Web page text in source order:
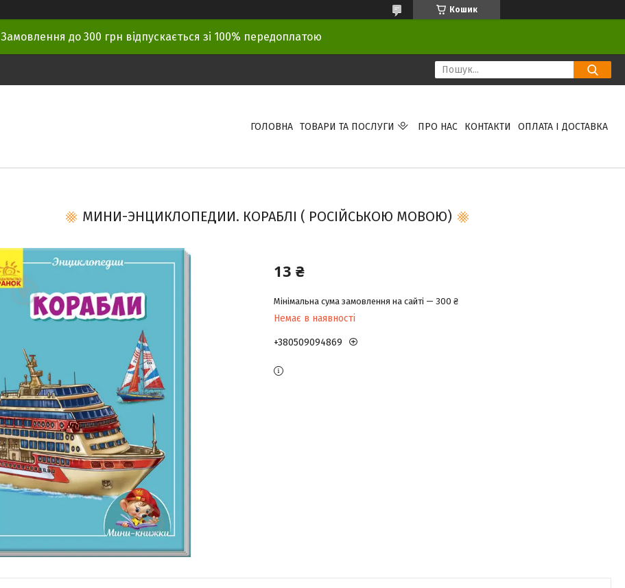
Кошик
Замовлення до 300 грн відпускається зі 100% передоплатою
ГОЛОВНА ТОВАРИ ТА ПОСЛУГИ ПРО НАС КОНТАКТИ ОПЛАТА І ДОСТАВКА
МИНИ-ЭНЦИКЛОПЕДИИ. КОРАБЛІ ( РОСІЙСЬКОЮ МОВОЮ)
13 ₴
Мінімальна сума замовлення на сайті — 300 ₴
Немає в наявності
+380509094869